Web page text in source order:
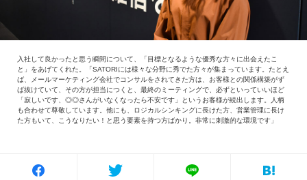
入社して良かったと思う瞬間について、「目標となるような優秀な方々に出会えたこ
と」をあげてくれた。「SATORIには様々な分野に秀でた方々が集まっています。たとえ
ば、メールマーケティング会社でコンサルをされてきた方は、お客様との関係構築がず
ば抜けていて、その方が担当につくと、最終のミーティングで、必ずといっていいほど
「寂しいです、◎◎さんがいなくなったら不安です」というお客様が続出します。人柄
も合わせて尊敬しています。他にも、ロジカルシンキングに長けた方、営業管理に長け
た方もいて、こうなりたい！と思う要素を持つ方ばかり。非常に刺激的な環境です」